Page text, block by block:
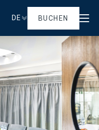
DE BUCHEN